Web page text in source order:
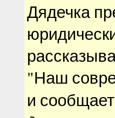
Дядечка
"Наш
и